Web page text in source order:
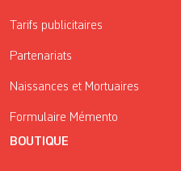
Tarifs publicitaires
Partenariats
Naissances et Mortuaires
Formulaire Mémento
BOUTIQUE